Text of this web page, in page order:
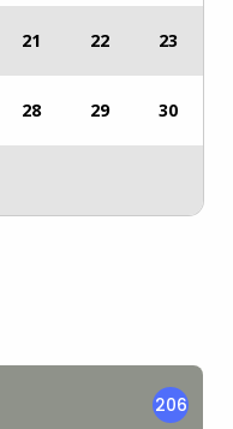
21 22 23
28 29 30
206